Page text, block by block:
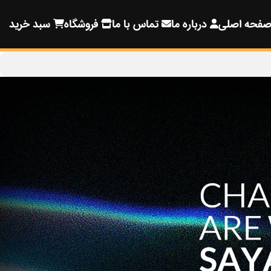
اصلی درباره ما تماس با ما فروشگاه سبد خرید